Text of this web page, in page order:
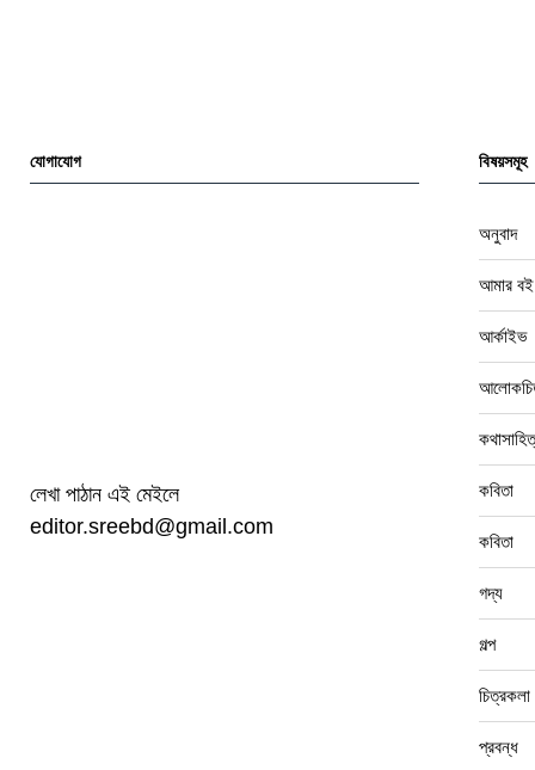
যোগাযোগ
লেখা পাঠান এই মেইলে
editor.sreebd@gmail.com
বিষয়সমূহ
অনুবাদ
আমার বই
আর্কাইভ
কবিতা
কবিতা
গদ্য
গল্প
চিত্রকলা
প্রবন্ধ